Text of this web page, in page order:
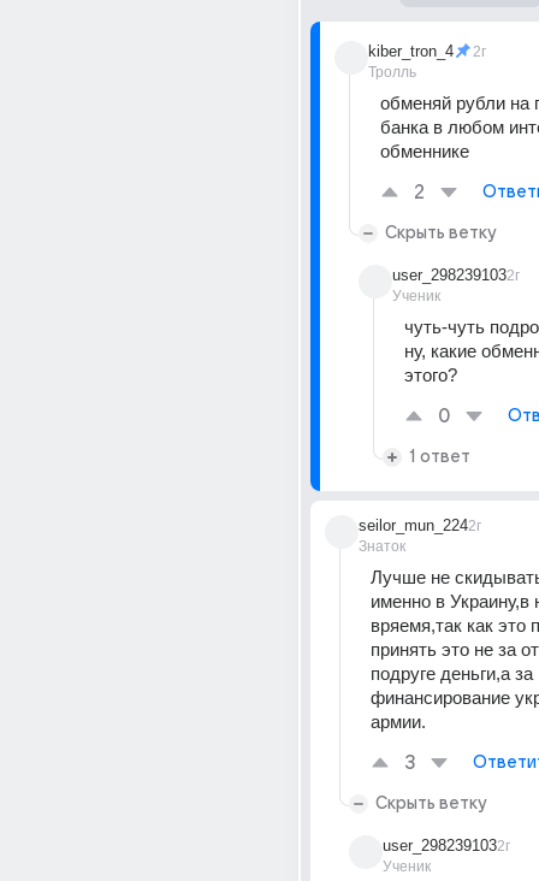
kiber_tron_4
Тролль
2г
обменяй рубли на
банка в любом
обменнике
2
Скрыть ветку
user_298239103
Ученик
2г
чуть-чуть
ну, какие
этого?
0
1 ответ
seilor_mun_224
Знаток
2г
Лучше не
именно в Украину,в
вряемя,так как это
принять это не за
подруге деньги,а за
финансирование
армии.
3
Скрыть ветку
user_298239103
Ученик
2г